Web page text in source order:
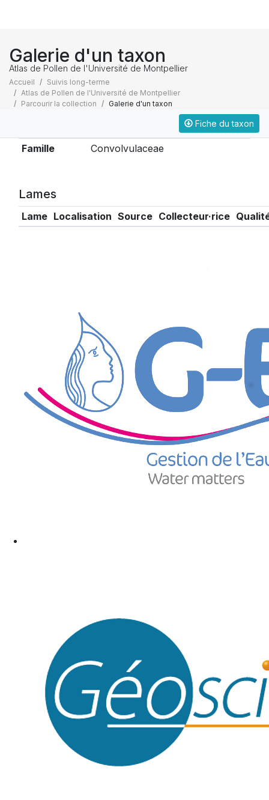
Galerie d'un taxon
Atlas de Pollen de l'Université de Montpellier
Accueil
Suivis long-terme
Atlas de Pollen de l'Université de Montpellier
Parcourir la collection
Galerie d'un taxon
Fiche du taxon
Famille Convolvulaceae
Lames
Lame Localisation Source Collecteur·rice